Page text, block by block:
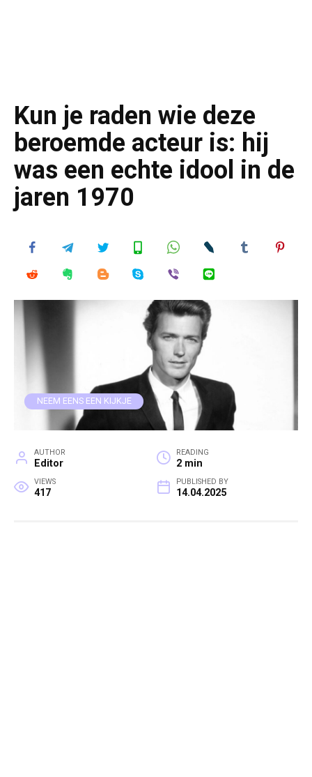
Kun je raden wie deze
beroemde acteur is: hij
was een echte idool in de
jaren 1970
NEEM EENS EEN KIJKJE
AUTHOR
Editor
READING
2 min
VIEWS
417
PUBLISHED BY
14.04.2025